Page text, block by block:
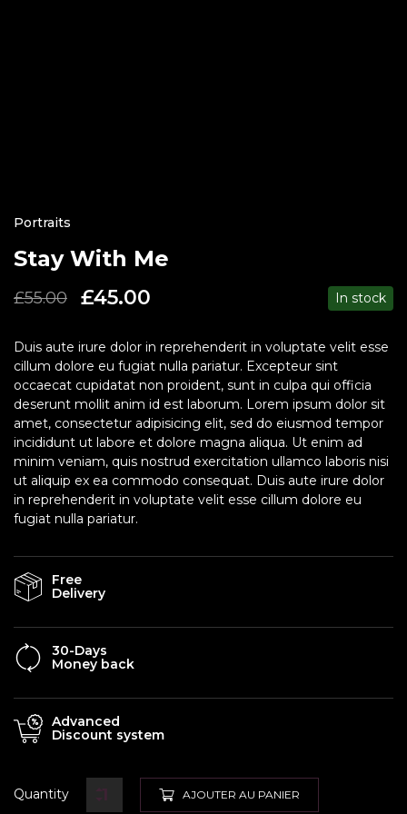
Portraits
Stay With Me
£55.00 £45.00 In stock
Duis aute irure dolor in reprehenderit in voluptate velit esse
cillum dolore eu fugiat nulla pariatur. Excepteur sint
occaecat cupidatat non proident, sunt in culpa qui officia
deserunt mollit anim id est laborum. Lorem ipsum dolor sit
amet, consectetur adipisicing elit, sed do eiusmod tempor
incididunt ut labore et dolore magna aliqua. Ut enim ad
minim veniam, quis nostrud exercitation ullamco laboris nisi
ut aliquip ex ea commodo consequat. Duis aute irure dolor
in reprehenderit in voluptate velit esse cillum dolore eu
fugiat nulla pariatur.
Free
Delivery
30-Days
Money back
Advanced
Discount system
Quantity AJOUTER AU PANIER